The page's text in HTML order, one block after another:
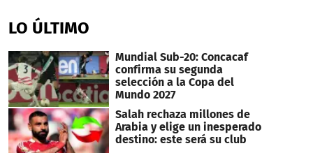
of
32
LO ÚLTIMO
Mundial Sub-20: Concacaf
confirma su segunda
selección a la Copa del
Mundo 2027
Salah rechaza millones de
Arabia y elige un inesperado
destino: este será su club